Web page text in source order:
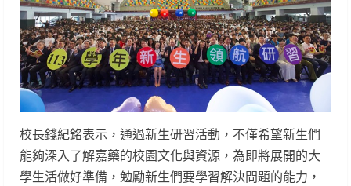
校長錢紀銘表示，通過新生研習活動，不僅希望新生們
能夠深入了解嘉藥的校園文化與資源，為即將展開的大
學生活做好準備，勉勵新生們要學習解決問題的能力，